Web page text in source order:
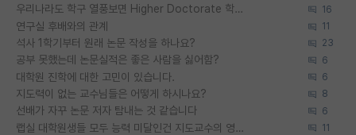
우리나라도 학구 열풍보면 Higher Doctorate 학위가 필요하다고 봅니다. 16
연구실 후배와의 관계 11
석사 1학기부터 원래 논문 작성을 하나요? 23
공부 못했는데 논문실적은 좋은 사람을 싫어함? 6
대학원 진학에 대한 고민이 있습니다. 6
지도력이 없는 교수님들은 어떻게 하시나요? 8
선배가 자꾸 논문 저자 탐내는 것 같습니다 6
랩실 대학원생들 모두 능력 미달인건 지도교수의 영향 아닌가? 11